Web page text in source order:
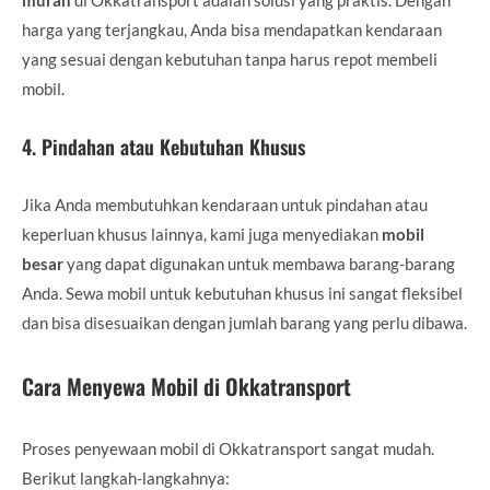
harga yang terjangkau, Anda bisa mendapatkan kendaraan
yang sesuai dengan kebutuhan tanpa harus repot membeli
mobil.
4. Pindahan atau Kebutuhan Khusus
Jika Anda membutuhkan kendaraan untuk pindahan atau
keperluan khusus lainnya, kami juga menyediakan mobil
besaryang dapat digunakan untuk membawa barang-barang
Anda. Sewa mobil untuk kebutuhan khusus ini sangat fleksibel
dan bisa disesuaikan dengan jumlah barang yang perlu dibawa.
Cara Menyewa Mobil di Okkatransport
Proses penyewaan mobil di Okkatransport sangat mudah.
Berikut langkah-langkahnya: